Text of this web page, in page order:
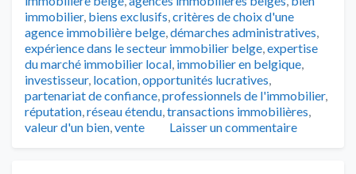
immobilier, biens exclusifs,critères de choix d'une
agence immobilière belge,démarches administratives,
expérience dans le secteur immobilier belge,expertise
du marché immobilier local, immobilier en belgique,
investisseur, location,opportunités lucratives,
partenariat de confiance,professionnels de l'immobilier,
réputation,réseau étendu,transactions immobilières,
valeur d'un bien,vente Laisser un commentaire